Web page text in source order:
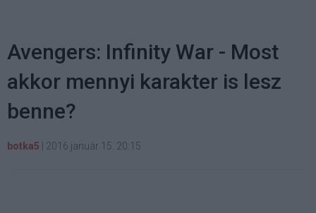
Avengers: Infinity War - Most
akkor mennyi karakter is lesz
benne?
botka5 2016 január 15. 20:15